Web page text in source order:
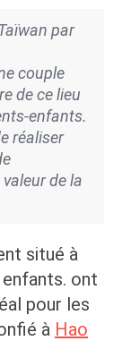
par
couple
de ce lieu
enfants.
réaliser
de la
situé à
ont
pour les
à Hao